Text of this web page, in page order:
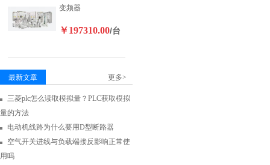
变频器
￥197310.00/台
最新文章 更多>
三菱plc怎么读取模拟量？PLC获取模拟
量的方法
电动机线路为什么要用D型断路器
空气开关进线与负载端接反影响正常使
用吗